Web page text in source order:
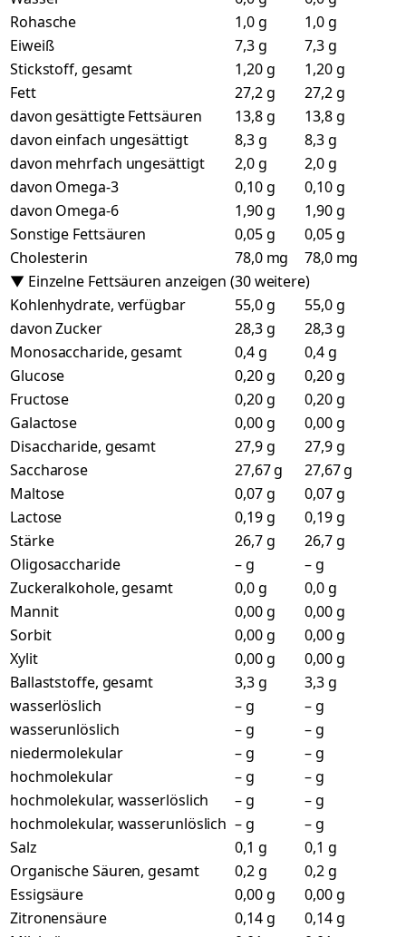
Rohasche
1,0 g
1,0 g
Eiweiß
7,3 g
7,3 g
Stickstoff, gesamt
1,20 g
1,20 g
Fett
27,2 g
27,2 g
davon gesättigte Fettsäuren
13,8 g
13,8 g
davon einfach ungesättigt
8,3 g
8,3 g
davon mehrfach ungesättigt
2,0 g
2,0 g
davon Omega-3
0,10 g
0,10 g
davon Omega-6
1,90 g
1,90 g
Sonstige Fettsäuren
0,05 g
0,05 g
Cholesterin
78,0 mg
78,0 mg
▼ Einzelne Fettsäuren anzeigen (30 weitere)
Kohlenhydrate, verfügbar
55,0 g
55,0 g
davon Zucker
28,3 g
28,3 g
Monosaccharide, gesamt
0,4 g
0,4 g
Glucose
0,20 g
0,20 g
Fructose
0,20 g
0,20 g
Galactose
0,00 g
0,00 g
Disaccharide, gesamt
27,9 g
27,9 g
Saccharose
27,67 g
27,67 g
Maltose
0,07 g
0,07 g
Lactose
0,19 g
0,19 g
Stärke
26,7 g
26,7 g
Oligosaccharide
– g
– g
Zuckeralkohole, gesamt
0,0 g
0,0 g
Mannit
0,00 g
0,00 g
Sorbit
0,00 g
0,00 g
Xylit
0,00 g
0,00 g
Ballaststoffe, gesamt
3,3 g
3,3 g
wasserlöslich
– g
– g
wasserunlöslich
– g
– g
niedermolekular
– g
– g
hochmolekular
– g
– g
hochmolekular, wasserlöslich
– g
– g
hochmolekular, wasserunlöslich – g
– g
Salz
0,1 g
0,1 g
Organische Säuren, gesamt
0,2 g
0,2 g
Essigsäure
0,00 g
0,00 g
Zitronensäure
0,14 g
0,14 g